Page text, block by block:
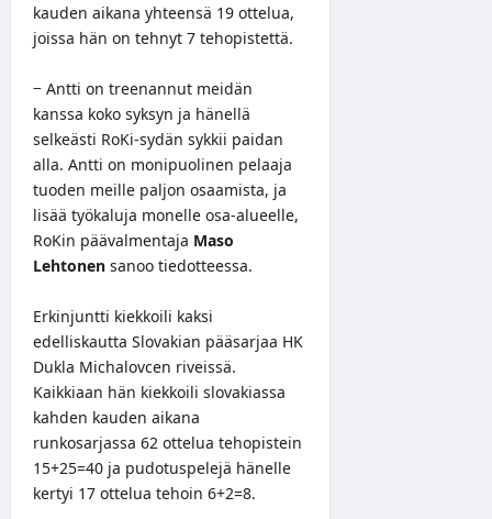
kauden aikana yhteensä 19 ottelua,
joissa hän on tehnyt 7 tehopistettä.
− Antti on treenannut meidän
kanssa koko syksyn ja hänellä
selkeästi RoKi-sydän sykkii paidan
alla. Antti on monipuolinen pelaaja
tuoden meille paljon osaamista, ja
lisää työkaluja monelle osa-alueelle,
RoKin päävalmentaja Maso
Lehtonen sanoo tiedotteessa.
Erkinjuntti kiekkoili kaksi
edelliskautta Slovakian pääsarjaa HK
Dukla Michalovcen riveissä.
Kaikkiaan hän kiekkoili slovakiassa
kahden kauden aikana
runkosarjassa 62 ottelua tehopistein
15+25=40 ja pudotuspelejä hänelle
kertyi 17 ottelua tehoin 6+2=8.